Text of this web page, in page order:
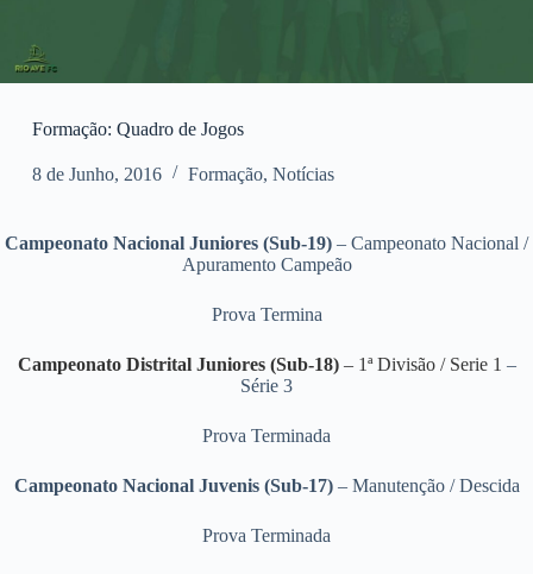
Formação: Quadro de Jogos
8 de Junho, 2016 Formação, Notícias
Campeonato Nacional Juniores (Sub-19) – Campeonato Nacional /
Apuramento Campeão
Prova Termina
Campeonato Distrital Juniores (Sub-18) – 1ª Divisão / Serie 1 –
Série 3
Prova Terminada
Campeonato Nacional Juvenis (Sub-17)– Manutenção / Descida
Prova Terminada